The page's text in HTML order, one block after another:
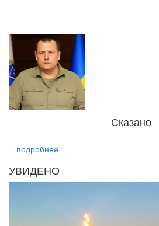
Сказано
подробнее
УВИДЕНО